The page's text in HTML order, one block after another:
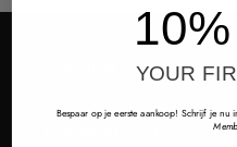
YOUR
Bespaar op je eerste aankoop! Schrijf je